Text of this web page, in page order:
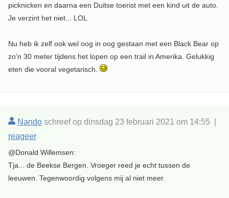
picknicken en daarna een Duitse toerist met een kind uit de auto.
Je verzint het niet... LOL
Nu heb ik zelf ook wel oog in oog gestaan met een Black Bear op
zo'n 30 meter tijdens het lopen op een trail in Amerika. Gelukkig
eten die vooral vegetarisch.
Nandoschreef op dinsdag 23 februari 2021 om 14:55 |
reageer
@Donald Willemsen:
Tja... de Beekse Bergen. Vroeger reed je echt tussen de
leeuwen. Tegenwoordig volgens mij al niet meer.